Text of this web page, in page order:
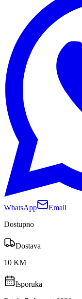
WhatsApp
Email
Dostupno
Dostava
10 KM
Isporuka